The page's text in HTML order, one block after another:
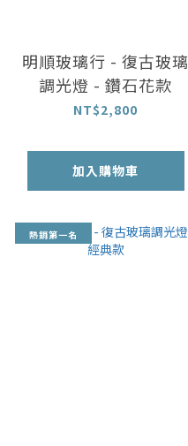
明順玻璃行 - 復古玻璃
調光燈 - 鑽石花款
NT$2,800
加入購物車
熱銷第一名